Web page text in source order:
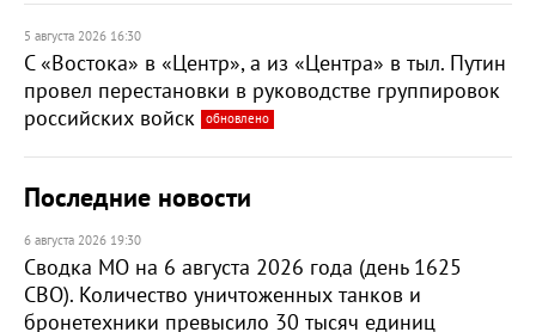
5 августа 2026 16:30
С «Востока» в «Центр», а из «Центра» в тыл. Путин
провел перестановки в руководстве группировок
российских войск
обновлено
Последние новости
6 августа 2026 19:30
Сводка МО на 6 августа 2026 года (день 1625
СВО). Количество уничтоженных танков и
бронетехники превысило 30 тысяч единиц